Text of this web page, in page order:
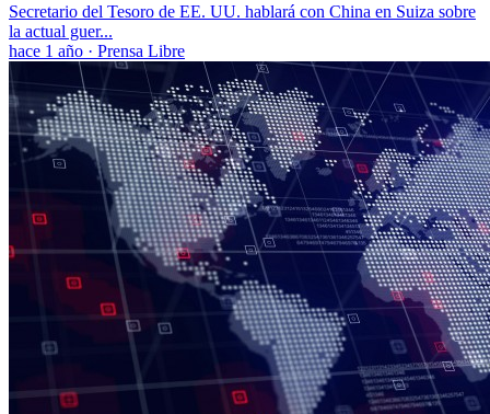
Secretario del Tesoro de EE. UU. hablará con China en Suiza sobre
la actual guer...
hace 1 año · Prensa Libre